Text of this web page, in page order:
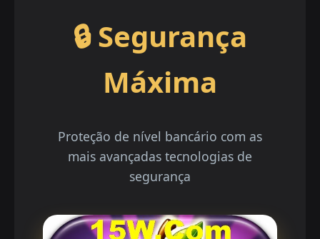
🔒 Segurança
Máxima
Proteção de nível bancário com as
mais avançadas tecnologias de
segurança